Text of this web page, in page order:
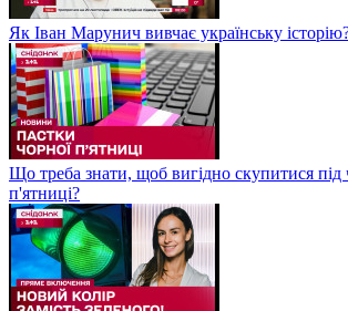
Як Іван Марунич вивчає українську
Що треба знати, щоб вигідно скупитися під
п'ятниці?